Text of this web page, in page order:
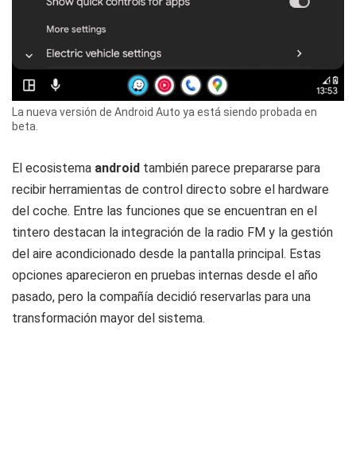
La nueva versión de Android Auto ya está siendo probada en
beta.
El ecosistema android también parece prepararse para
recibir herramientas de control directo sobre el hardware
del coche. Entre las funciones que se encuentran en el
tintero destacan la integración de la radio FM y la gestión
del aire acondicionado desde la pantalla principal. Estas
opciones aparecieron en pruebas internas desde el año
pasado, pero la compañía decidió reservarlas para una
transformación mayor del sistema.